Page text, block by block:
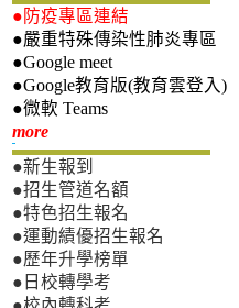
●防疫專區連結
●嚴重特殊傳染性肺炎專區
●Google meet
●Google教育版(教育雲登入)
●微軟 Teams
more新生專區
●新生報到
●招生管道名額
●特色招生報名
●運動績優招生報名
●歷年升學榜單
●日校轉學考